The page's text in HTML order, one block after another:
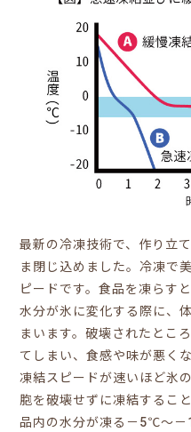
最新の冷凍技術で、作り立
ま閉じ込めました。冷凍で
ピードです。食品を凍らす
水分が氷に変化する際に、
まいます。破壊されたとこ
てしまい、食感や味が悪く
凍結スピードが速いほど氷
胞を破壊せずに凍結するこ
品内の水分が凍る－5℃～